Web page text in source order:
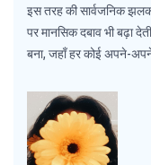
इस तरह की सार्वजनिक
पर मानसिक दबाव भी बढ़ा
बना, जहाँ हर कोई अपने-अपने